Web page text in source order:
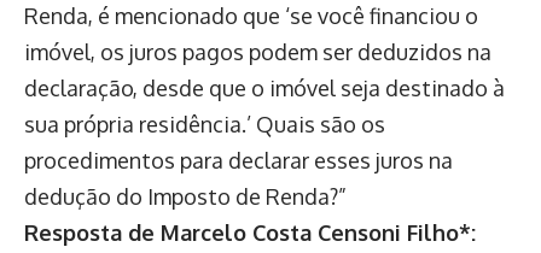
Renda, é mencionado que ‘se você financiou o
imóvel, os juros pagos podem ser deduzidos na
declaração, desde que o imóvel seja destinado à
sua própria residência.’ Quais são os
procedimentos para declarar esses juros na
dedução do Imposto de Renda?”
Resposta de Marcelo Costa Censoni Filho*: